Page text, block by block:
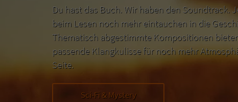
Du hast das Buch. Wir haben den Soundtrack.
beim Lesen noch mehr eintauchen in die
Thematisch abgestimmte Kompositionen
passende Klangkulisse für noch mehr
Seite.
Sci-Fi & Mystery